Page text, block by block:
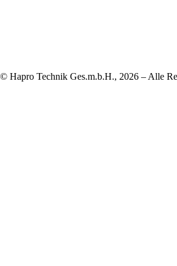
© Hapro Technik Ges.m.b.H., 2026 – Alle